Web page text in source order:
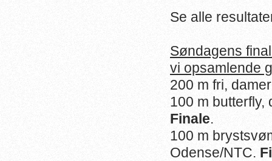
Se alle
Søndagens
vi opsamlende
200 m fri,
100 m butterfly,
Finale.
100 m
Odense/NTC.